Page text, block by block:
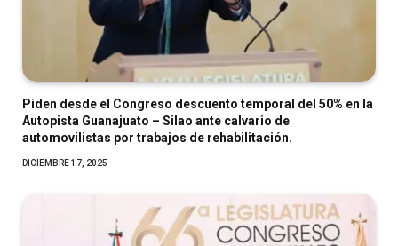
Piden desde el Congreso descuento temporal del 50% en la
Autopista Guanajuato – Silao ante calvario de
automovilistas por trabajos de rehabilitación.
DICIEMBRE 17, 2025